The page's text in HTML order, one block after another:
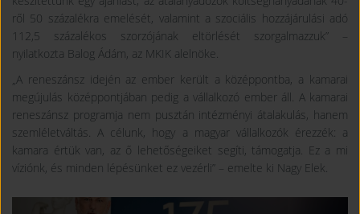
ről 50 százalékra emelését, valamint a szociális hozzájárulási adó
112,5 százalékos szorzójának eltörlését szorgalmazzuk” –
nyilatkozta Balog Ádám, az MKIK alelnöke.
„A reneszánsz idején az ember került a középpontba, a kamarai
megújulás középpontjában pedig a vállalkozó ember áll. A kamarai
reneszánsz programja nem pusztán intézményi átalakulás, hanem
szemléletváltás. A célunk, hogy a magyar vállalkozók érezzék: a
kamara értük van, az ő lehetőségeiket segíti, támogatja. Ez a mi
víziónk, és minden lépésünket ez vezérli” – emelte ki Nagy Elek.